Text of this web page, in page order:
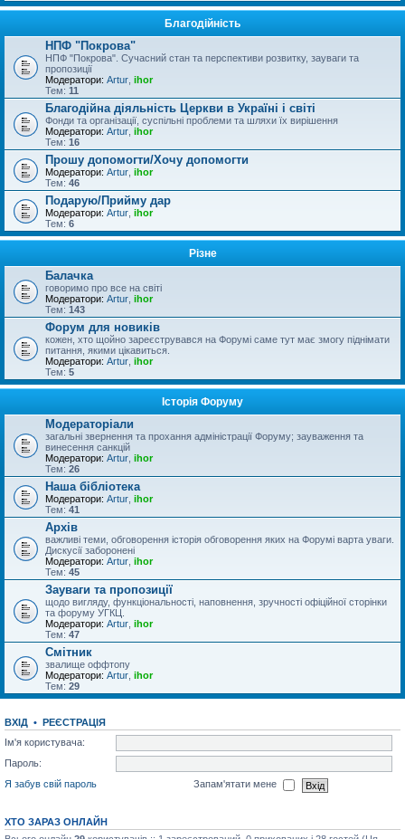
Благодійність
НПФ "Покрова"
НПФ "Покрова". Сучасний стан та перспективи розвитку, зауваги та
пропозиції
Модератори: Artur ihor
Тем: 11
Благодійна діяльність Церкви в Україні і світі
Фонди та організації, суспільні проблеми та шляхи їх вирішення
Модератори: Artur ihor
Тем: 16
Прошу допомогти/Хочу допомогти
Модератори: Artur ihor
Тем: 46
Подарую/Прийму дар
Модератори: Artur ihor
Тем: 6
Різне
Балачка
говоримо про все на світі
Модератори: Artur ihor
Тем: 143
Форум для новиків
кожен, хто щойно зареєструвався на Форумі саме тут має змогу піднімати
питання, якими цікавиться.
Модератори: Artur ihor
Тем: 5
Історія Форуму
Модераторіали
загальні звернення та прохання адміністрації Форуму; зауваження та
винесення санкцій
Модератори: Artur ihor
Тем: 26
Наша бібліотека
Модератори: Artur ihor
Тем: 41
Архів
важливі теми, обговорення історія обговорення яких на Форумі варта уваги.
Дискусії заборонені
Модератори: Artur ihor
Тем: 45
Зауваги та пропозиції
щодо вигляду, функціональності, наповнення, зручності офіційної сторінки
та форуму УГКЦ.
Модератори: Artur ihor
Тем: 47
Смітник
звалище оффтопу
Модератори: Artur ihor
Тем: 29
ВХІД • РЕЄСТРАЦІЯ
Ім'я користувача:
Пароль:
Я забув свій пароль
Запам'ятати мене
ХТО ЗАРАЗ ОНЛАЙН